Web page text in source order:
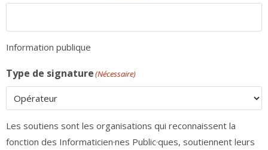
Information publique
Type de signature(Nécessaire)
Les soutiens sont les organisations qui reconnaissent la
fonction des Informaticien·nes Public·ques, soutiennent leurs